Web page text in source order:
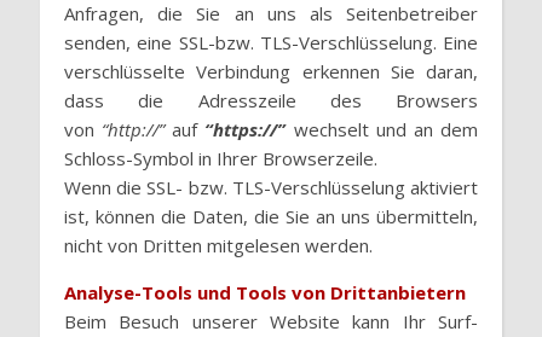
Anfragen, die Sie an uns als Seitenbetreiber
senden, eine SSL-bzw. TLS-Verschlüsselung. Eine
verschlüsselte Verbindung erkennen Sie daran,
dass die Adresszeile des Browsers
von “http://”auf “https://”wechselt und an dem
Schloss-Symbol in Ihrer Browserzeile.
Wenn die SSL- bzw. TLS-Verschlüsselung aktiviert
ist, können die Daten, die Sie an uns übermitteln,
nicht von Dritten mitgelesen werden.
Analyse-Tools und Tools von Drittanbietern
Beim Besuch unserer Website kann Ihr Surf-